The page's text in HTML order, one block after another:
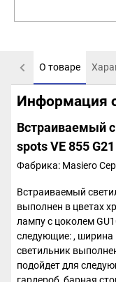
О товаре
Информация
Встраиваемый
spots VE 855 G21
Фабрика: Masiero
Встраиваемый
выполнен в цветах
лампу с цоколем
следующие: , ширина
светильник
подойдет для
гардероб, барная